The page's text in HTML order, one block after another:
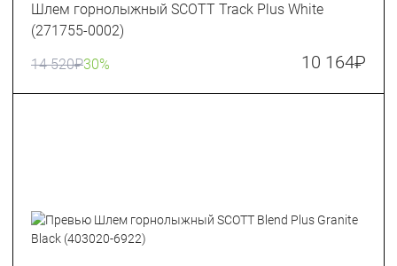
Шлем горнолыжный SCOTT Track Plus White
(271755-0002)
14 520₽30% 10 164₽